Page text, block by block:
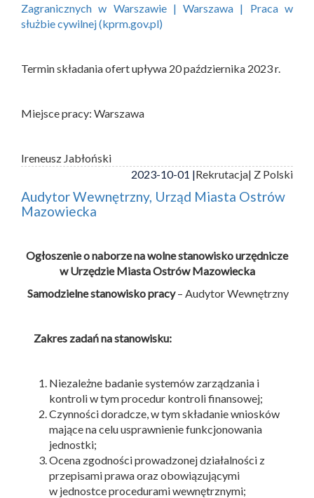
Zagranicznych w Warszawie | Warszawa | Praca w
służbie cywilnej (kprm.gov.pl)
Termin składania ofert upływa 20 października 2023 r.
Miejsce pracy: Warszawa
Ireneusz Jabłoński
2023-10-01 |Rekrutacja| Z Polski
Audytor Wewnętrzny, Urząd Miasta Ostrów
Mazowiecka
Ogłoszenie o naborze na wolne stanowisko urzędnicze
w Urzędzie Miasta Ostrów Mazowiecka
Samodzielne stanowisko pracy– Audytor Wewnętrzny
Zakres zadań na stanowisku:
Niezależne badanie systemów zarządzania i
kontroli w tym procedur kontroli finansowej;
Czynności doradcze, w tym składanie wniosków
mające na celu usprawnienie funkcjonowania
jednostki;
Ocena zgodności prowadzonej działalności z
przepisami prawa oraz obowiązującymi
w jednostce procedurami wewnętrznymi;